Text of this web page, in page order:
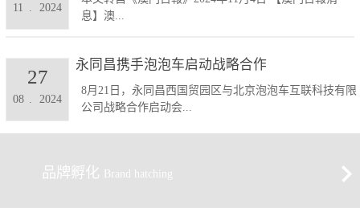
息】澳...
11 2024
永同昌携手泡泡车启动战略合作
8月21日，永同昌西国贸园区与北京泡泡车互联科技有限
公司战略合作启动会...
08 . 2024
27
品牌孵化 Brand hatching